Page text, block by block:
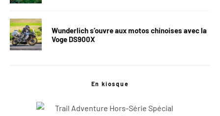
Wunderlich s’ouvre aux motos chinoises avec la
Voge DS900X
En kiosque